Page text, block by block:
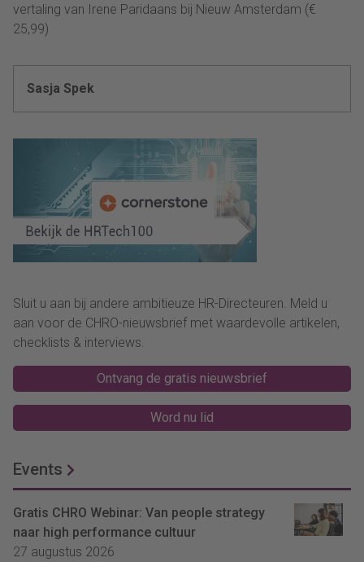
vertaling van Irene Paridaans bij Nieuw Amsterdam (€
25,99)
Sasja Spek
Sluit u aan bij andere ambitieuze HR-Directeuren. Meld u
aan voor de CHRO-nieuwsbrief met waardevolle artikelen,
checklists & interviews.
Ontvang de gratis nieuwsbrief
Word nu lid
Events
Gratis CHRO Webinar: Van people strategy
naar high performance cultuur
27 augustus 2026